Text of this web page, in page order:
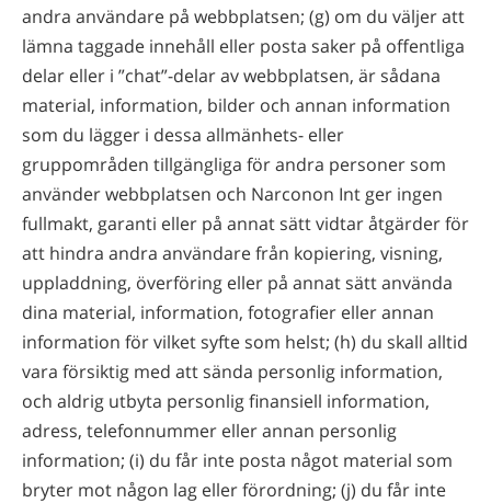
andra användare på webbplatsen; (g) om du väljer att
lämna taggade innehåll eller posta saker på offentliga
delar eller i ”chat”-delar av webbplatsen, är sådana
material, information, bilder och annan information
som du lägger i dessa allmänhets- eller
gruppområden tillgängliga för andra personer som
använder webbplatsen och Narconon Int ger ingen
fullmakt, garanti eller på annat sätt vidtar åtgärder för
att hindra andra användare från kopiering, visning,
uppladdning, överföring eller på annat sätt använda
dina material, information, fotografier eller annan
information för vilket syfte som helst; (h) du skall alltid
vara försiktig med att sända personlig information,
och aldrig utbyta personlig finansiell information,
adress, telefonnummer eller annan personlig
information; (i) du får inte posta något material som
bryter mot någon lag eller förordning; (j) du får inte